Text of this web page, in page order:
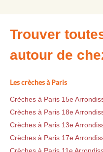
Trouver
autour de
Les crèches à Paris
Crèches à Paris 15e
Crèches à Paris 18e
Crèches à Paris 13e
Crèches à Paris 17e